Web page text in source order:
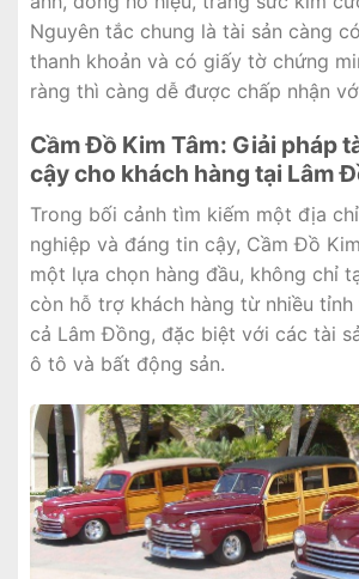
Nguyên tắc chung là tài sản càng
thanh khoản và có giấy tờ chứng
ràng thì càng dễ được chấp nhận
Cầm Đồ Kim Tâm: Giải pháp
cậy cho khách hàng tại Lâm
Trong bối cảnh tìm kiếm một địa
nghiệp và đáng tin cậy, Cầm Đồ
một lựa chọn hàng đầu, không chỉ
còn hỗ trợ khách hàng từ nhiều
cả Lâm Đồng, đặc biệt với các tài
ô tô và bất động sản.